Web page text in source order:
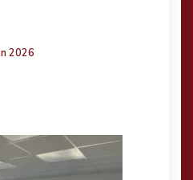
2026